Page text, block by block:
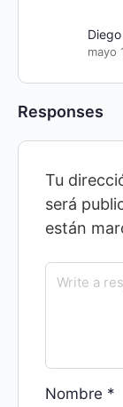
mayo
Responses
Tu
será
están
Nombre *